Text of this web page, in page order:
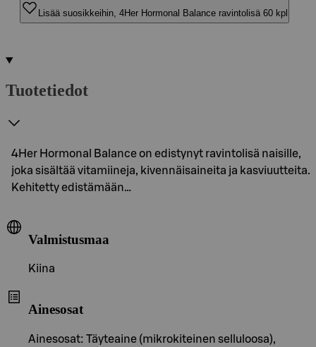
Lisää suosikkeihin, 4Her Hormonal Balance ravintolisä 60 kpl
Tuotetiedot
4Her Hormonal Balance on edistynyt ravintolisä naisille,
joka sisältää vitamiineja, kivennäisaineita ja kasviuutteita.
Kehitetty edistämään…
Valmistusmaa
Kiina
Ainesosat
Ainesosat: Täyteaine (mikrokiteinen selluloosa),